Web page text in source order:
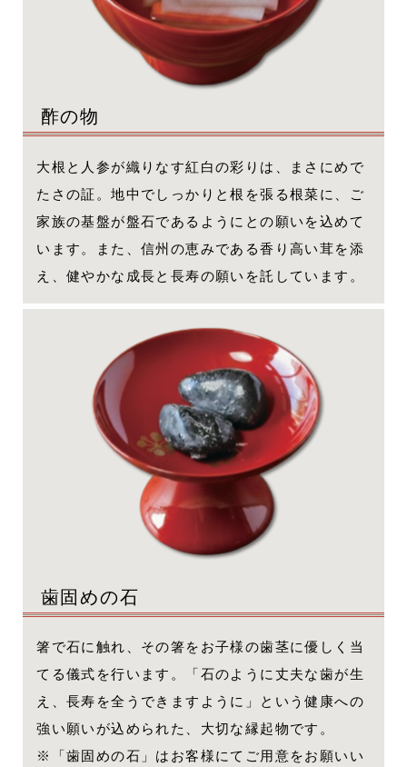
酢の物
大根と人参が織りなす紅白の彩りは、まさにめで
たさの証。地中でしっかりと根を張る根菜に、ご
家族の基盤が盤石であるようにとの願いを込めて
います。また、信州の恵みである香り高い茸を添
え、健やかな成長と長寿の願いを託しています。
歯固めの石
箸で石に触れ、その箸をお子様の歯茎に優しく当
てる儀式を行います。「石のように丈夫な歯が生
え、長寿を全うできますように」という健康への
強い願いが込められた、大切な縁起物です。
※「歯固めの石」はお客様にてご用意をお願いい